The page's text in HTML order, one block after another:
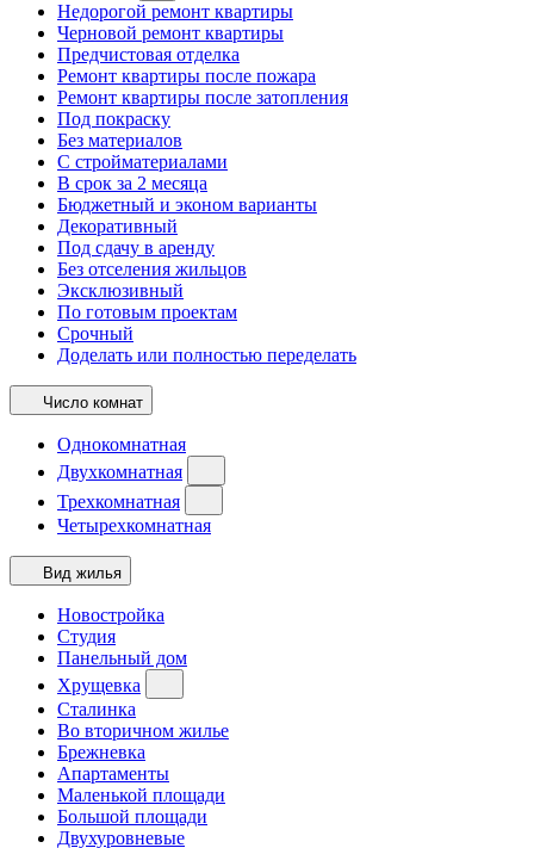
Недорогой ремонт квартиры
Черновой ремонт квартиры
Предчистовая отделка
Ремонт квартиры после пожара
Ремонт квартиры после затопления
Под покраску
Без материалов
С стройматериалами
В срок за 2 месяца
Бюджетный и эконом варианты
Декоративный
Под сдачу в аренду
Без отселения жильцов
Эксклюзивный
По готовым проектам
Срочный
Доделать или полностью переделать
Число комнат
Однокомнатная
Двухкомнатная
Трехкомнатная
Четырехкомнатная
Вид жилья
Новостройка
Студия
Панельный дом
Хрущевка
Сталинка
Во вторичном жилье
Брежневка
Апартаменты
Маленькой площади
Большой площади
Двухуровневые